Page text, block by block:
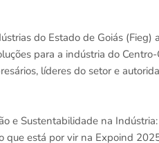
do Estado de Goiás
para a indústria do
líderes do setor e
e Sustentabilidade na
que está por vir na Expoind